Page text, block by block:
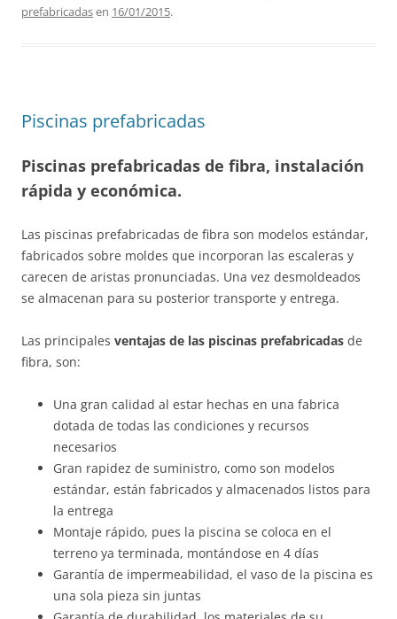
prefabricadasen 16/01/2015.
Piscinas prefabricadas
Piscinas prefabricadas de fibra, instalación
rápida y económica.
Las piscinas prefabricadas de fibra son modelos estándar,
fabricados sobre moldes que incorporan las escaleras y
carecen de aristas pronunciadas. Una vez desmoldeados
se almacenan para su posterior transporte y entrega.
Las principales ventajas de las piscinas prefabricadas de
fibra, son:
Una gran calidad al estar hechas en una fabrica
dotada de todas las condiciones y recursos
necesarios
Gran rapidez de suministro, como son modelos
estándar, están fabricados y almacenados listos para
la entrega
Montaje rápido, pues la piscina se coloca en el
terreno ya terminada, montándose en 4 días
Garantía de impermeabilidad, el vaso de la piscina es
una sola pieza sin juntas